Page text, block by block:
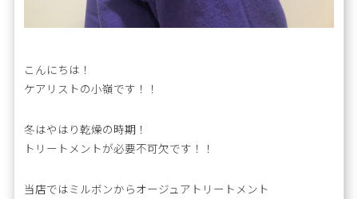
こんにちは！
ケアリストの小嶺です！！
冬はやはり乾燥の時期！
トリートメントが必要不可欠です！！
当店ではミルボンからオージュアトリートメント